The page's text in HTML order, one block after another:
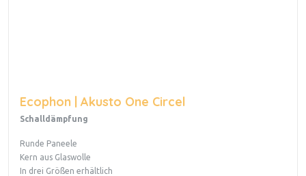
Ecophon | Akusto One Circel
Schalldämpfung
Runde Paneele
Kern aus Glaswolle
In drei Größen erhältlich